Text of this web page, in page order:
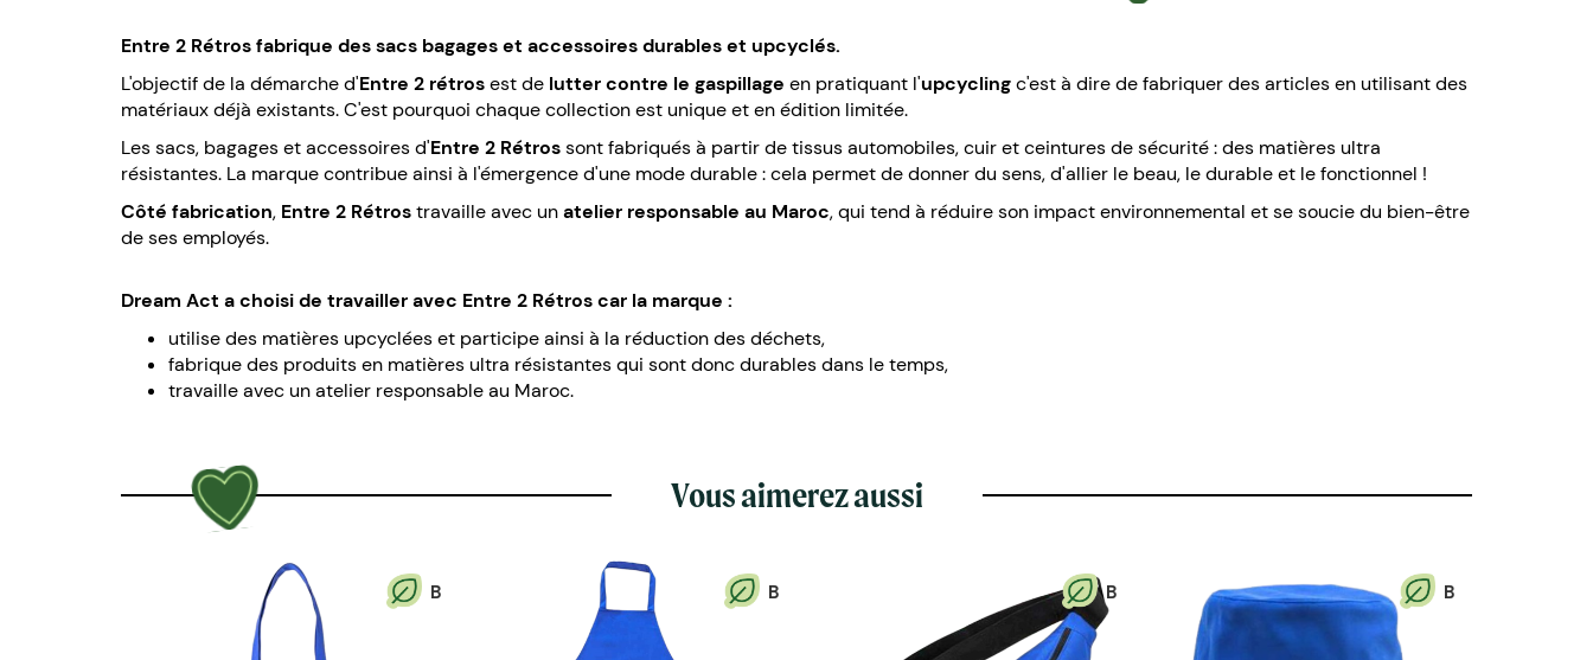
Entre 2 Rétros fabrique des sacs bagages et accessoires durables et upcyclés.
L'objectif de la démarche d'Entre 2 rétrosest de lutter contre le gaspillage en pratiquant l'upcyclingc'est à dire de fabriquer des articles en utilisant des
matériaux déjà existants. C'est pourquoi chaque collection est unique et en édition limitée.
Les sacs, bagages et accessoires d'Entre 2 Rétrossont fabriqués à partir de tissus automobiles, cuir et ceintures de sécurité : des matières ultra
résistantes. La marque contribue ainsi à l'émergence d'une mode durable : cela permet de donner du sens, d'allier le beau, le durable et le fonctionnel !
Côté fabrication, Entre 2 Rétrostravaille avec unatelier responsable au Maroc, qui tend à réduire son impact environnemental et se soucie du bien-être
de ses employés.
Dream Act a choisi de travailler avec Entre 2 Rétros car la marque :
utilise des matières upcyclées et participe ainsi à la réduction des déchets,
fabrique des produits en matières ultra résistantes qui sont donc durables dans le temps,
travaille avec un atelier responsable au Maroc.
Vous aimerez aussi
B B B B